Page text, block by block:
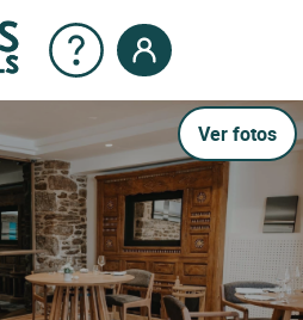
Ver fotos